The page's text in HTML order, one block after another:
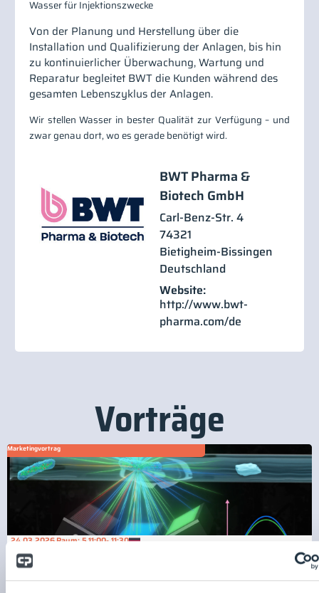
Wasser für Injektionszwecke
Von der Planung und Herstellung über die
Installation und Qualifizierung der Anlagen, bis hin
zu kontinuierlicher Überwachung, Wartung und
Reparatur begleitet BWT die Kunden während des
gesamten Lebenszyklus der Anlagen.
Wir stellen Wasser in bester Qualität zur Verfügung – und
zwar genau dort, wo es gerade benötigt wird.
BWT Pharma &
Biotech GmbH
Carl-Benz-Str. 4
74321
Bietigheim-Bissingen
Deutschland
Website:
http://www.bwt-
pharma.com/de
Vorträge
Marketingvortrag
24.03.2026Raum: 511:00- 11:30
Online Keimüberwachung mit Durchflusszytometrie
Dr. Jürgen Illerhaus